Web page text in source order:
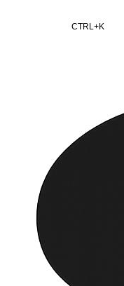
CTRL+K